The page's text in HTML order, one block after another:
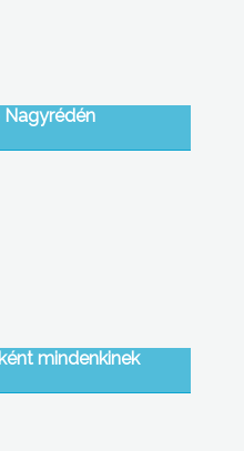
Nagyrédén
mindenkinek